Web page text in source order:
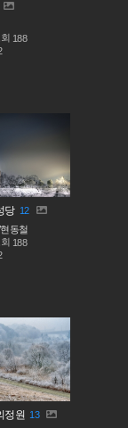
188
당 12
동철
188
정원 13